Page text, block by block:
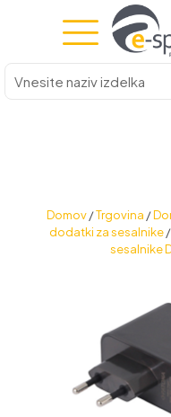
Vnesite
naziv
izdelka
Domov /Trgovina /
dodatki za sesalnike/
sesalnike